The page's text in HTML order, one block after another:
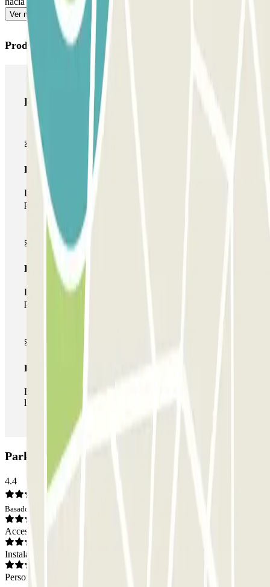
Ver más
Productos de Parclick
Productos de Parclick
Pase básico
Durante tu estancia podrás entrar y salir una única vez al
parking
Pase multiparking
Durante tu estancia podrás hacer uso de toda la red de
parkings de este operador disponibles en Parclick.
Pase ilimitado
Durante tu estancia podrás entrar y salir del parking todas
las veces que quieras.
Parking Parkbee Oranjekwartier: Opiniones
4.4
Basado en 31 opiniones
Acceso
Instalaciones
Personal